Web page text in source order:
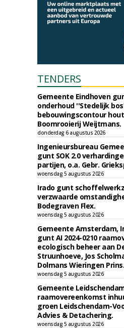
TENDERS
Gemeente Eindhoven
onderhoud ''Stedelijk
bebouwingscontour
Boomrooierij Weijtmans.
donderdag 6 augustus 2026
Ingenieursbureau
gunt SOK 2.0
partijen, o.a. Gebr.
woensdag 5 augustus 2026
Irado gunt
verzwaarde
Bodegraven Flex.
woensdag 5 augustus 2026
Gemeente Amsterdam,
gunt AI 2024-0210
ecologisch beheer aan
Struunhoeve, Jos
Dolmans Wieringen Prins.
woensdag 5 augustus 2026
Gemeente
raamovereenkomst
groen Leidschendam-
Advies & Detachering.
woensdag 5 augustus 2026